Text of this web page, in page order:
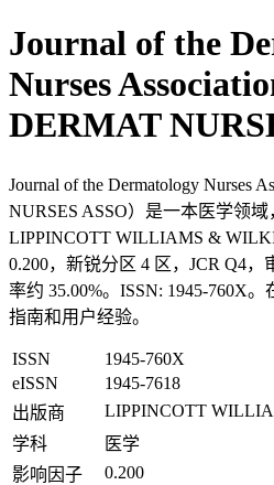
Journal of the
Nurses
DERMAT
Journal of the Dermatology Nurses
NURSES ASSO）是一本医学领
LIPPINCOTT WILLIAMS &
0.200，新锐分区 4 区，JCR Q4，
率约 35.00%。ISSN: 1945-760X
指南和用户经验。
ISSN
1945-760X
eISSN
1945-7618
出版商
LIPPINCOTT
学科
医学
影响因子
0.200